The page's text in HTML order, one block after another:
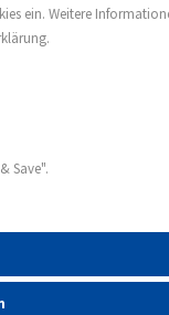
ein. Weitere
Save".